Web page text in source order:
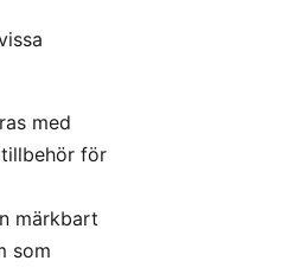
med
för
märkbart
som